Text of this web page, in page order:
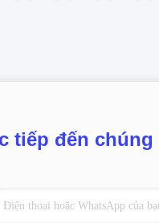
tiếp đến